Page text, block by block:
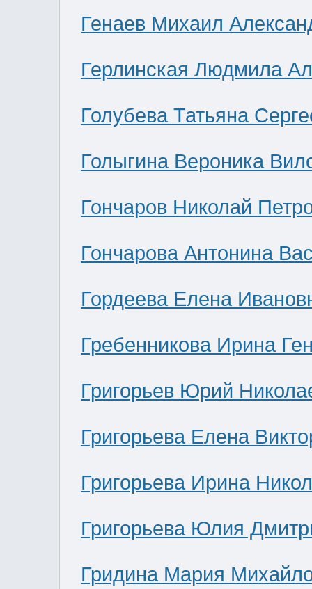
Генаев Михаил
Герлинская Людмила
Голубева Татьяна
Голыгина Вероника
Гончаров Николай
Гончарова Антонина
Гордеева Елена
Гребенникова Ирина
Григорьев Юрий
Григорьева Елена
Григорьева Ирина
Григорьева Юлия
Гридина Мария